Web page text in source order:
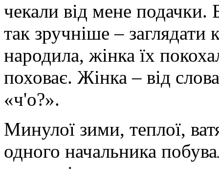
чекали від мене
так зручніше –
народила, жінка їх
поховає. Жінка – від
«ч'о?».
Минулої зими, теплої,
одного начальника